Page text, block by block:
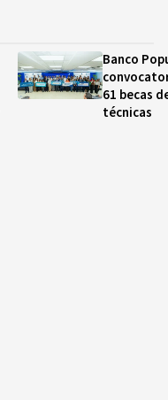
Banco
61 becas
técnicas